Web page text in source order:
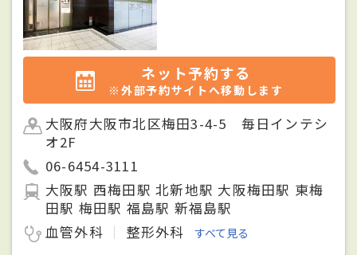
ネット予約する
※外部予約サイトへ移動します
大阪府大阪市北区梅田3-4-5 毎日インテシ
オ2F
06-6454-3111
大阪駅 西梅田駅 北新地駅 大阪梅田駅 東梅
田駅 梅田駅 福島駅 新福島駅
血管外科
整形外科 すべて見る